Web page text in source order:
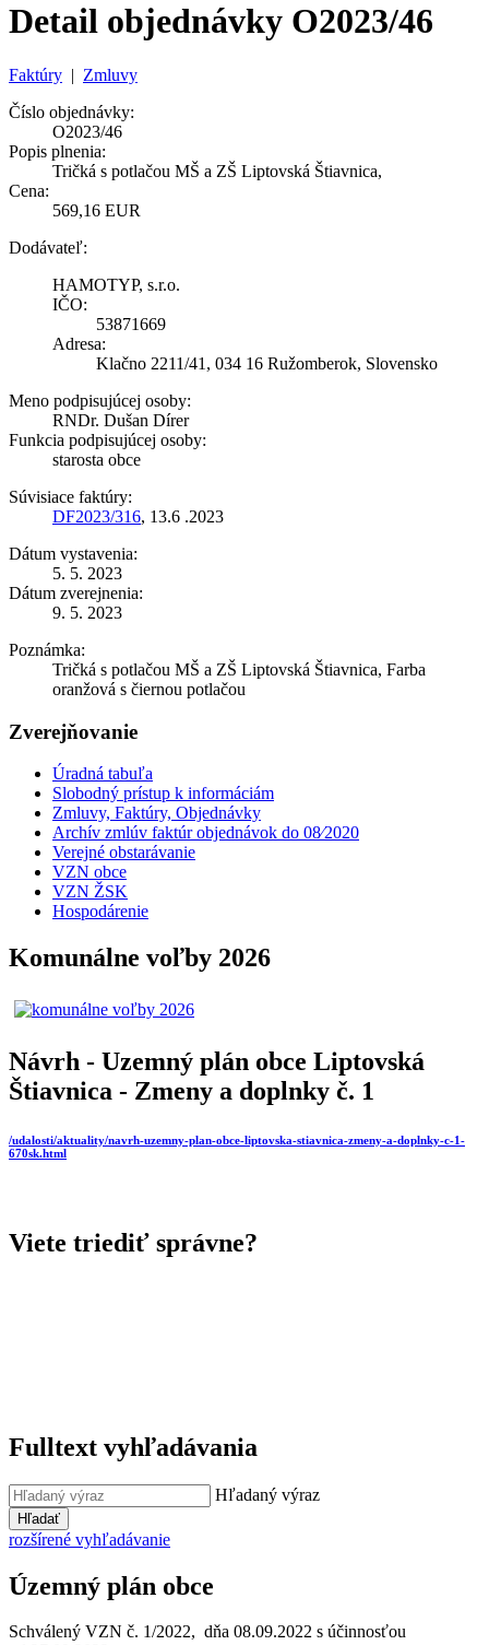
Detail objednávky O2023/46
Faktúry | Zmluvy
Číslo objednávky:
O2023/46
Popis plnenia:
Tričká s potlačou MŠ a ZŠ Liptovská Štiavnica,
Cena:
569,16 EUR
Dodávateľ:
HAMOTYP, s.r.o.
IČO:
53871669
Adresa:
Klačno 2211/41, 034 16 Ružomberok, Slovensko
Meno podpisujúcej osoby:
RNDr. Dušan Dírer
Funkcia podpisujúcej osoby:
starosta obce
Súvisiace faktúry:
DF2023/316, 13.6 .2023
Dátum vystavenia:
5. 5. 2023
Dátum zverejnenia:
9. 5. 2023
Poznámka:
Tričká s potlačou MŠ a ZŠ Liptovská Štiavnica, Farba
oranžová s čiernou potlačou
Zverejňovanie
Úradná tabuľa
Slobodný prístup k informáciám
Zmluvy, Faktúry, Objednávky
Archív zmlúv faktúr objednávok do 08⁄2020
Verejné obstarávanie
VZN obce
VZN ŽSK
Hospodárenie
Komunálne voľby 2026
Návrh - Uzemný plán obce Liptovská
Štiavnica - Zmeny a doplnky č. 1
/udalosti/aktuality/navrh-uzemny-plan-obce-liptovska-stiavnica-zmeny-a-doplnky-c-1-
670sk.html
Viete triediť správne?
Fulltext vyhľadávania
Hľadaný výraz
Hľadať
rozšírené vyhľadávanie
Územný plán obce
Schválený VZN č. 1/2022, dňa 08.09.2022 s účinnosťou